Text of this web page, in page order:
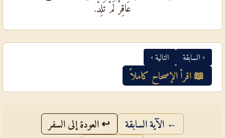
عَاقِرٌ لَمْ تَلِدْ.
‹ السابقة التالية ›
📖 اقرأ الإصحاح كاملاً
← الآية السابقة ↩ العودة إلى السفر